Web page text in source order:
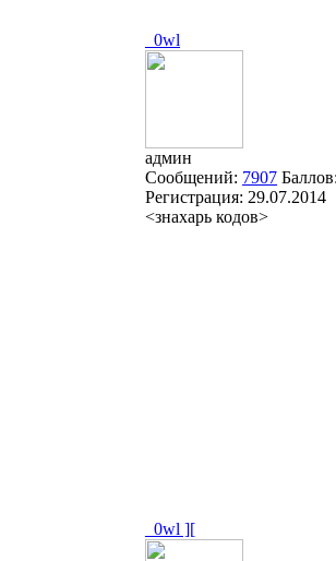
_0wl
админ
Сообщений: 7907
Регистрация: 29.07.2014
<знахарь кодов>
_0wl ][